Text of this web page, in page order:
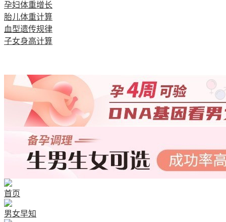
孕妇体重增长
胎儿体重计算
血型遗传规律
子女身高计算
首页
男女早知